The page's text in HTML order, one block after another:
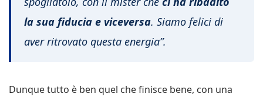
la sua fiducia e viceversa. Siamo felici di
aver ritrovato questa energia”.
Dunque tutto è ben quel che finisce bene, con una